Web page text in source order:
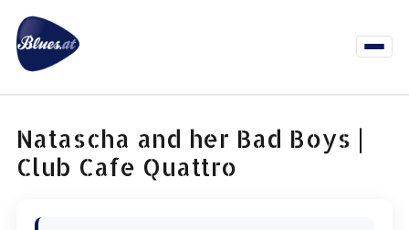
Inhalt
springen
Menü
Natascha and her Bad Boys |
Club Cafe Quattro